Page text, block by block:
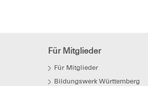
Für Mitglieder
Für Mitglieder
Bildungswerk Württemberg